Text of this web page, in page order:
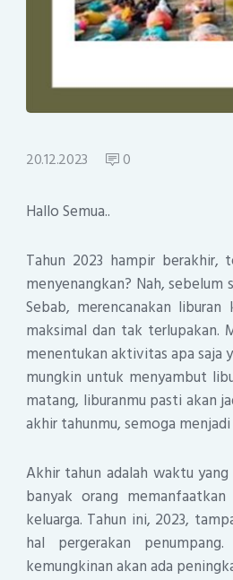
20.12.2023 0
Hallo Semua..
Tahun 2023 hampir berakhir,
menyenangkan? Nah,
Sebab, merencanakan
maksimal dan tak terlupakan.
menentukan aktivitas apa saja
mungkin untuk menyambut
matang, liburanmu pasti akan
akhir tahunmu, semoga
Akhir tahun adalah waktu
banyak orang
keluarga. Tahun ini, 2023,
hal pergerakan
kemungkinan akan ada